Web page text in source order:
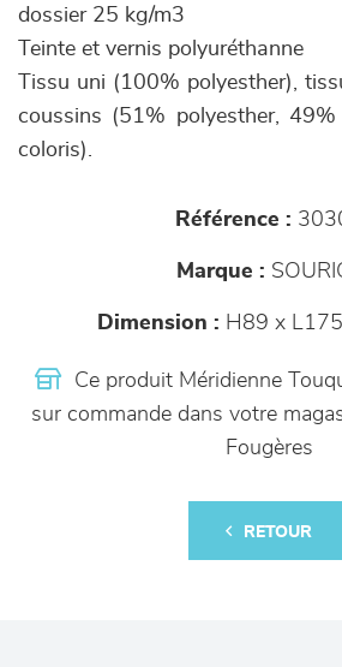
dossier 25 kg/m3
Teinte et vernis polyuréthanne
Tissu uni (100% polyesther),
coussins (51% polyesther,
coloris).
Référence :
Marque :
Dimension : H89 x
Ce produit Méridienne
sur commande dans votre
Fougères
RETOUR